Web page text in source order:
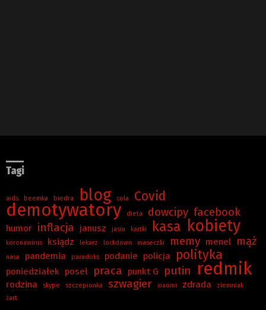
Tagi
aids beemka biedra blog cola Covid
demotywatory dieta dowcipy facebook
humor inflacja janusz jasiu kartki kasa kobiety
koronawirus ksiądz lekarz lockdown maseczki memy menel mąż
nasa pandemia paradoks podanie policja polityka
poniedziałek poseł praca punkt G putin redmik
rodzina skype szczepionka szwagier xiaomi zdrada
ziemniak
żart